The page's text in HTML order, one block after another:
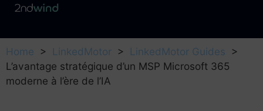
Home > LinkedMotor > LinkedMotor Guides >
L’avantage stratégique d’un MSP Microsoft 365
moderne à l’ère de l’IA